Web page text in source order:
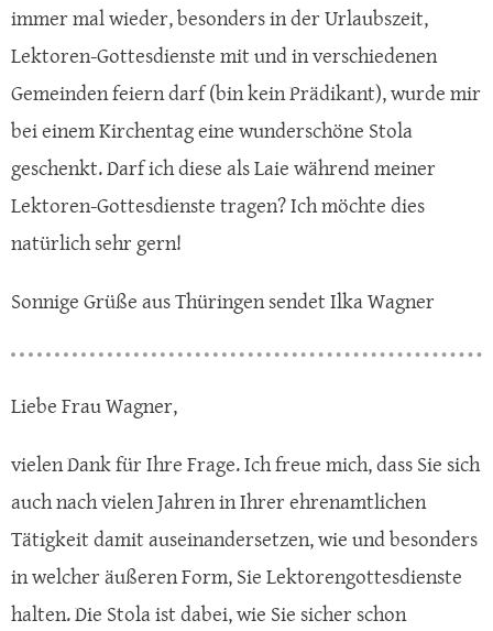
immer mal wieder, besonders in der Urlaubszeit,
Lektoren-Gottesdienste mit und in verschiedenen
Gemeinden feiern darf (bin kein Prädikant), wurde mir
bei einem Kirchentag eine wunderschöne Stola
geschenkt. Darf ich diese als Laie während meiner
Lektoren-Gottesdienste tragen? Ich möchte dies
natürlich sehr gern!
Sonnige Grüße aus Thüringen sendet Ilka Wagner
Liebe Frau Wagner,
vielen Dank für Ihre Frage. Ich freue mich, dass Sie sich
auch nach vielen Jahren in Ihrer ehrenamtlichen
Tätigkeit damit auseinandersetzen, wie und besonders
in welcher äußeren Form, Sie Lektorengottesdienste
halten. Die Stola ist dabei, wie Sie sicher schon